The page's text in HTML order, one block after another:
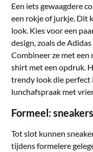
Een iets gewaagdere
een rokje of jurkje. Dit
look. Kies voor een
design, zoals de
Combineer ze met
shirt met een opdruk.
trendy look die perfect
lunchafspraak met
Formeel:
Tot slot kunnen
tijdens formelere